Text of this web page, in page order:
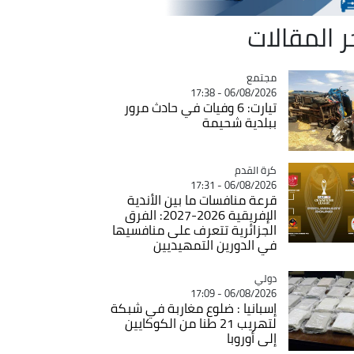
المقالات
Catégorie
مجتمع
06/08/2026 - 17:38
تيارت: 6 وفيات في حادث مرور
ببلدية شحيمة
Catégorie
كرة القدم
06/08/2026 - 17:31
قرعة منافسات ما بين الأندية
الإفريقية 2026-2027: الفرق
الجزائرية تتعرف على منافسيها
في الدورين التمهيديين
Catégorie
دولي
06/08/2026 - 17:09
إسبانيا : ضلوع مغاربة في شبكة
لتهريب 21 طنا من الكوكايين
إلى أوروبا